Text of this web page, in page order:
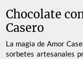
Chocolate
Casero
La magia de Amor
sorbetes artesanales